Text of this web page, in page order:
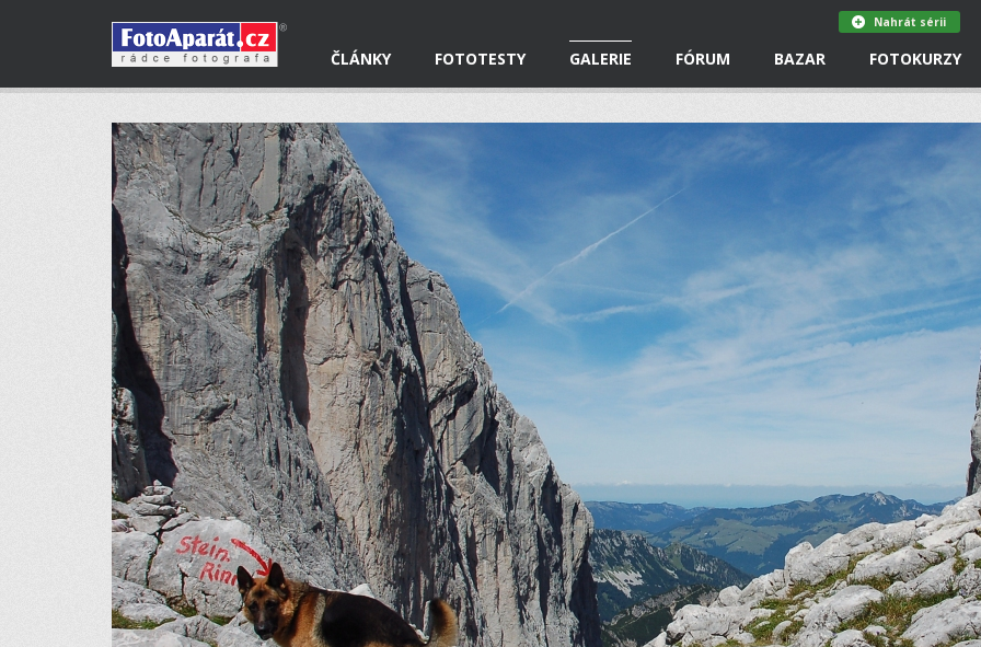
ČLÁNKY FOTOTESTY GALERIE FÓRUM BAZAR FOTOKURZY
Nahrát sérii